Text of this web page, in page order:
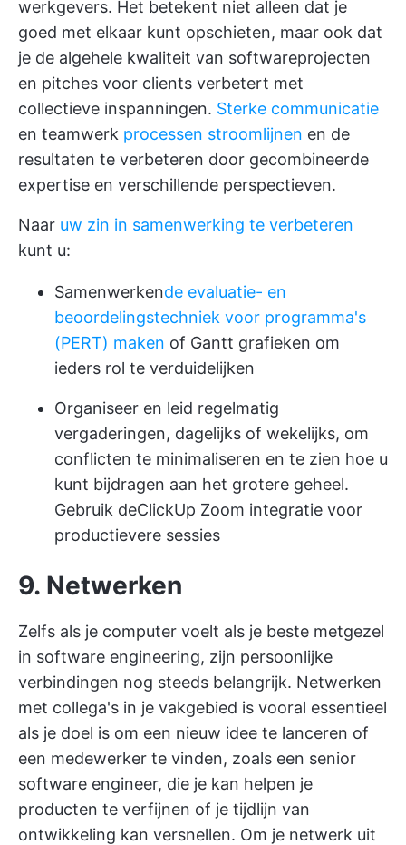
werkgevers. Het betekent niet alleen dat je
goed met elkaar kunt opschieten, maar ook dat
je de algehele kwaliteit van softwareprojecten
en pitches voor clients verbetert met
collectieve inspanningen. Sterke communicatie
en teamwerk processen stroomlijnen en de
resultaten te verbeteren door gecombineerde
expertise en verschillende perspectieven.
Naar uw zin in samenwerking te verbeteren
kunt u:
Samenwerkende evaluatie- en
beoordelingstechniek voor programma's
(PERT) maken of Gantt grafieken om
ieders rol te verduidelijken
Organiseer en leid regelmatig
vergaderingen, dagelijks of wekelijks, om
conflicten te minimaliseren en te zien hoe u
kunt bijdragen aan het grotere geheel.
Gebruik deClickUp Zoom integratie voor
productievere sessies
9. Netwerken
Zelfs als je computer voelt als je beste metgezel
in software engineering, zijn persoonlijke
verbindingen nog steeds belangrijk. Netwerken
met collega's in je vakgebied is vooral essentieel
als je doel is om een nieuw idee te lanceren of
een medewerker te vinden, zoals een senior
software engineer, die je kan helpen je
producten te verfijnen of je tijdlijn van
ontwikkeling kan versnellen. Om je netwerk uit